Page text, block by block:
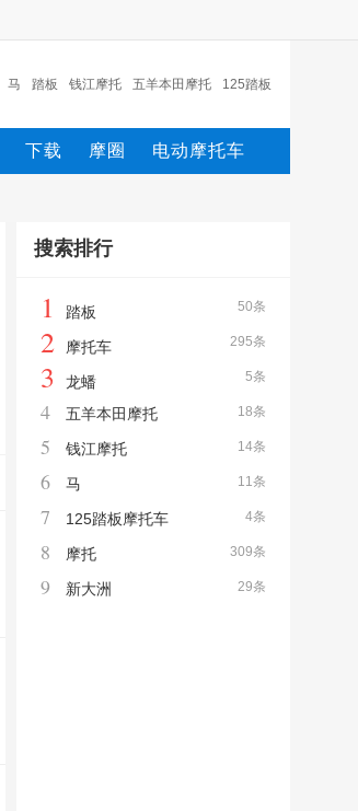
马 踏板 钱江摩托 五羊本田摩托 125踏板
新大洲 电动车 摩托 摩托车
下载 摩圈 电动摩托车
搜索排行
50条
1 踏板
295条
2 摩托车
5条
3 龙蟠
18条
4 五羊本田摩托
14条
5 钱江摩托
11条
6 马
4条
7 125踏板摩托车
309条
8 摩托
29条
9 新大洲